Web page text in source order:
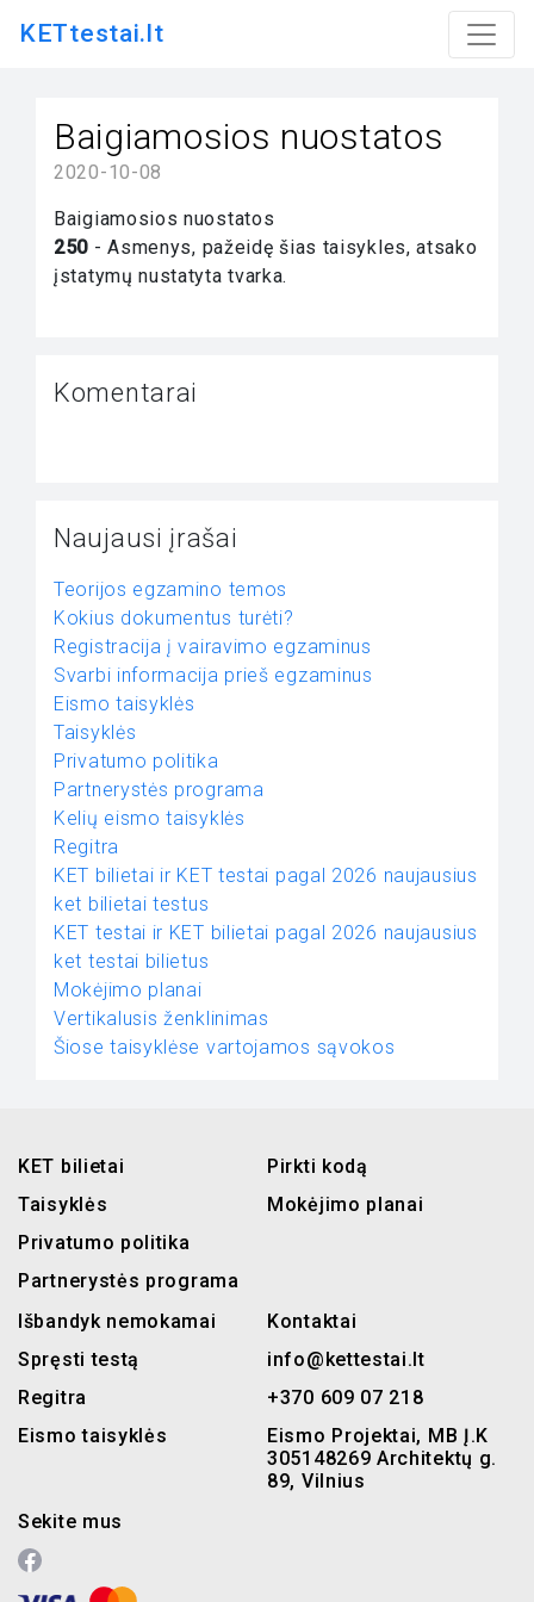
KETtestai.lt
Baigiamosios nuostatos
2020-10-08
Baigiamosios nuostatos
250 - Asmenys, pažeidę šias taisykles, atsako
įstatymų nustatyta tvarka.
Komentarai
Naujausi įrašai
Teorijos egzamino temos
Kokius dokumentus turėti?
Registracija į vairavimo egzaminus
Svarbi informacija prieš egzaminus
Eismo taisyklės
Taisyklės
Privatumo politika
Partnerystės programa
Kelių eismo taisyklės
Regitra
KET bilietai ir KET testai pagal 2026 naujausius
ket bilietai testus
KET testai ir KET bilietai pagal 2026 naujausius
ket testai bilietus
Mokėjimo planai
Vertikalusis ženklinimas
Šiose taisyklėse vartojamos sąvokos
KET bilietai
Taisyklės
Privatumo politika
Partnerystės programa
Pirkti kodą
Mokėjimo planai
Išbandyk nemokamai
Spręsti testą
Regitra
Eismo taisyklės
Sekite mus
Kontaktai
info@kettestai.lt
+370 609 07 218
Eismo Projektai, MB Į.K
305148269 Architektų g.
89, Vilnius